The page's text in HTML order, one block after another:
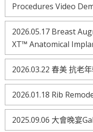
Procedures Video
2026.05.17 Breast
XT™ Anatomical
2026.03.22 春美 抗老
2026.01.18 Rib
2025.09.06 大會晚宴